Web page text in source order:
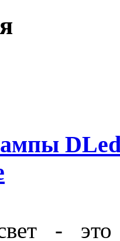
DLed
-